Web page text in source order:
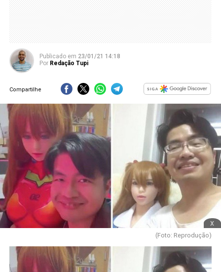
Publicado em 23/01/21 14:18
Por Redação Tupi
Compartilhe
x
(Foto: Reprodução)